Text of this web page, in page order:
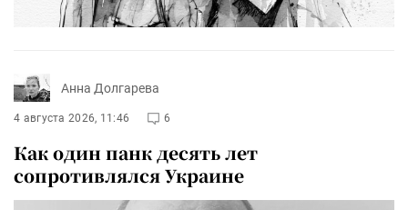
Анна Долгарева
4 августа 2026, 11:46 6
Как один панк десять лет
сопротивлялся Украине